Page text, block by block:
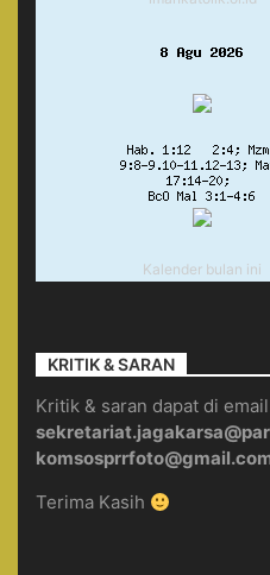
Kalender bulan ini
KRITIK & SARAN
Kritik & saran dapat di
Terima Kasih